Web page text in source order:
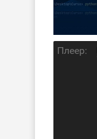
Плеер: